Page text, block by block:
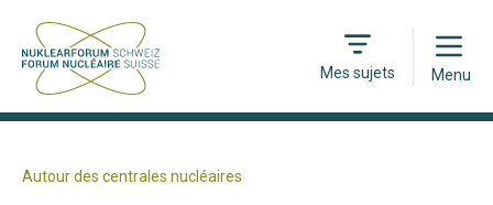
Mes sujets
Open
Menu
Autour des centrales nucléaires